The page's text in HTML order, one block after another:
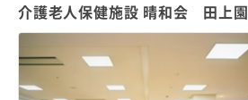
介護老人保健施設 晴和会 田上園